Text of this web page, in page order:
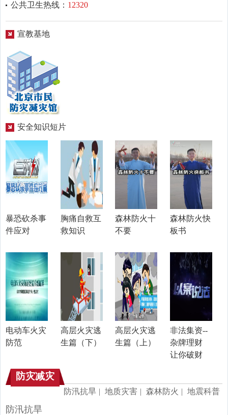
公共卫生热线： 12320
宣教基地
安全知识短片
暴恐砍杀事
件应对
胸痛自救互
救知识
森林防火十
不要
森林防火快
板书
电动车火灾
防范
高层火灾逃
生篇（下）
高层火灾逃
生篇（上）
非法集资--
杂牌理财
让你破财
防灾减灾
防汛抗旱 | 地质灾害 | 森林防火 | 地震科普
防汛抗旱